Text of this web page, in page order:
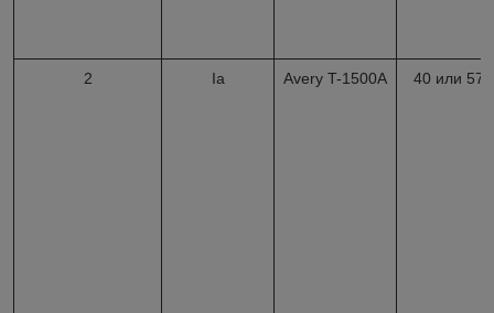
2 Iа Avery T-1500A 40 или 57